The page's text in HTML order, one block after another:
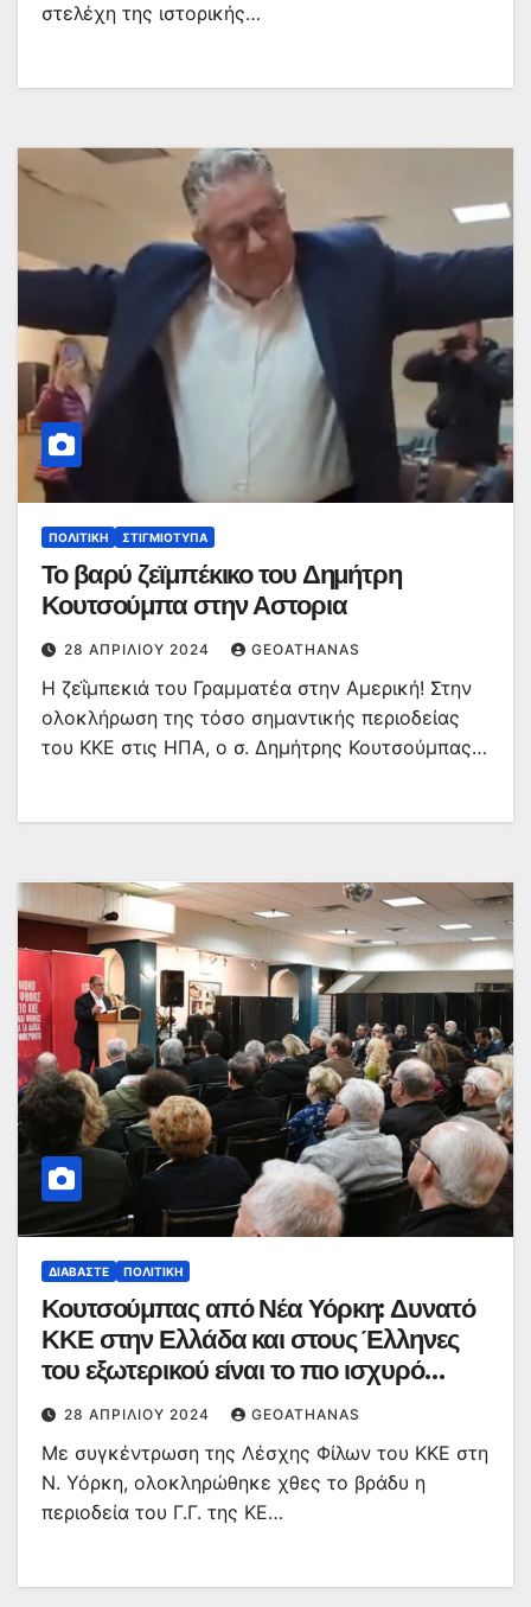
στελέχη της ιστορικής…
ΠΟΛΙΤΙΚΉ ΣΤΙΓΜΙΌΤΥΠΑ
Το βαρύ ζεϊμπέκικο του Δημήτρη
Κουτσούμπα στην Αστορια
28 ΑΠΡΙΛΊΟΥ 2024 GEOATHANAS
Η ζεΐμπεκιά του Γραμματέα στην Αμερική! Στην
ολοκλήρωση της τόσο σημαντικής περιοδείας
του ΚΚΕ στις ΗΠΑ, ο σ. Δημήτρης Κουτσούμπας…
ΔΙΑΒΆΣΤΕ ΠΟΛΙΤΙΚΉ
Κουτσούμπας από Νέα Υόρκη: Δυνατό
ΚΚΕ στην Ελλάδα και στους Έλληνες
του εξωτερικού είναι το πιο ισχυρό
μήνυμα αντίστασης
28 ΑΠΡΙΛΊΟΥ 2024 GEOATHANAS
Με συγκέντρωση της Λέσχης Φίλων του ΚΚΕ στη
Ν. Υόρκη, ολοκληρώθηκε χθες το βράδυ η
περιοδεία του Γ.Γ. της ΚΕ…